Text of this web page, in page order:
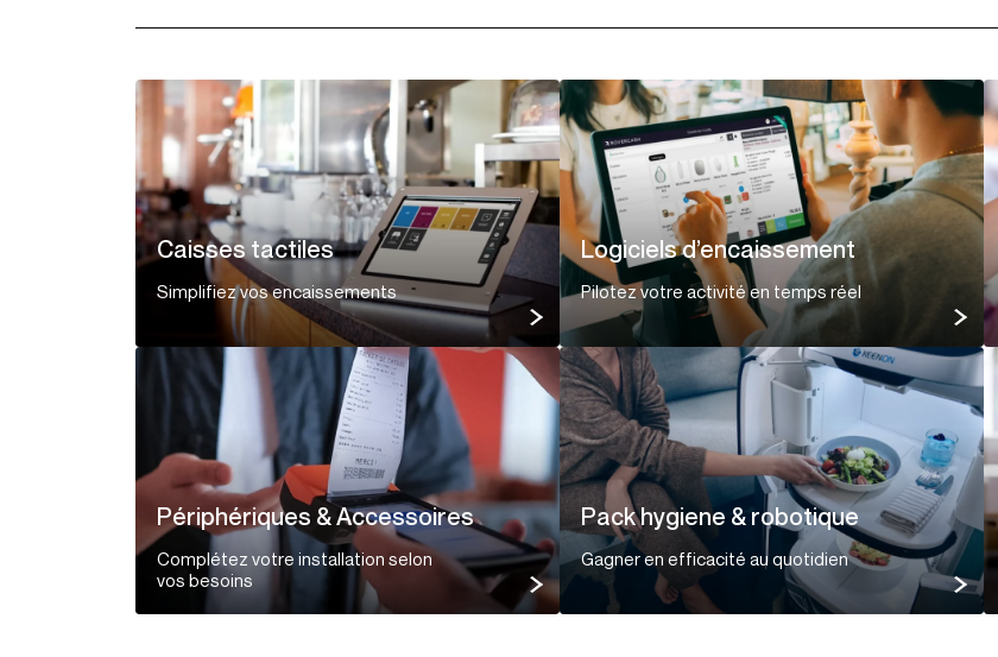
Caisses tactiles
Simplifiez vos encaissements
Logiciels d’encaissement
Pilotez votre activité en temps réel
Périphériques & Accessoires
Complétez votre installation selon
vos besoins
Pack hygiene & robotique
Gagner en efficacité au quotidien